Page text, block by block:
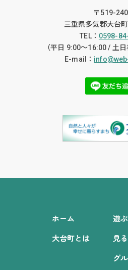
〒519-
三重県多気郡大台
TEL： 0598-
（平日 9:00〜16:00 / 土
E-mail：
ホーム
大台町とは
遊ぶ
見る
グ